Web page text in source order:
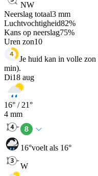
NW
Neerslag totaal3 mm
Luchtvochtigheid82%
Kans op neerslag75%
Uren zon10
Je huid kan in volle
min).
Di18 aug
16° / 21°
4 mm
16°voelt als 16°
W